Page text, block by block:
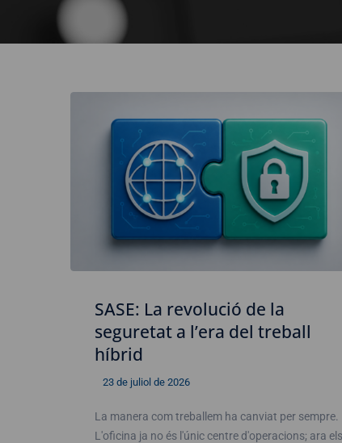
SASE: La revolució de la
seguretat a l’era del treball
híbrid
23 de juliol de 2026
La manera com treballem ha canviat per sempre.
L'oficina ja no és l'únic centre d'operacions; ara els